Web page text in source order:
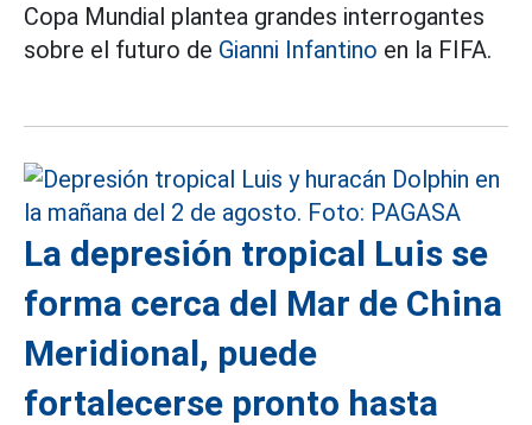
Copa Mundial plantea grandes interrogantes
sobre el futuro de Gianni Infantino en la FIFA.
La depresión tropical Luis se
forma cerca del Mar de China
Meridional, puede
fortalecerse pronto hasta